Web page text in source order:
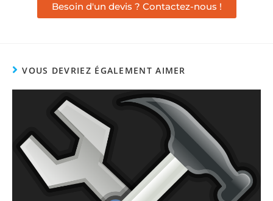
Besoin d'un devis ? Contactez-nous !
VOUS DEVRIEZ ÉGALEMENT AIMER